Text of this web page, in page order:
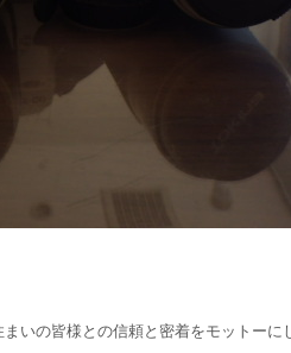
いの皆様との信頼と密着をモットーに